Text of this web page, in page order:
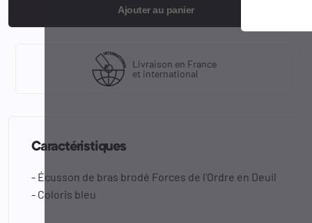
Ajouter au panier
Livraison en France
et international
Caractéristiques
- Écusson de bras brodé Forces de l'Ordre en Deuil
- Coloris bleu